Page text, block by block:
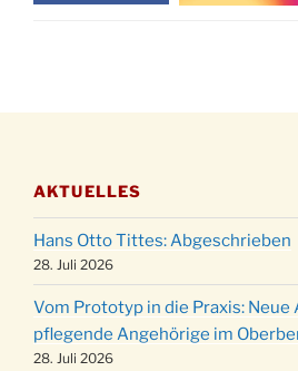
Stadtteilhaus um 19:00
11.12.
Puer-Natus
Robert-Gassner-Hof um
19.12.
Kinderbibeltag im Ev.
12 Uhr
20.12.
Weihnachts-Konzert des
der Kirche um 17:00 Uhr
AKTUELLES
Hans Otto Tittes: Abgeschrieben
28. Juli 2026
Vom Prototyp in die Praxis:
pflegende Angehörige im
28. Juli 2026